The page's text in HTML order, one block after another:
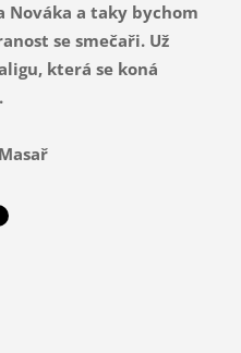
Nováka a taky bychom
se smečaři. Už
která se koná